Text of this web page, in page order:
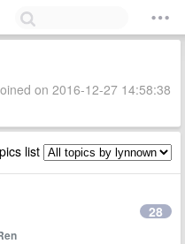
on 2016-12-27 14:58:38
list
28